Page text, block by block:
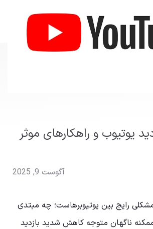
یوتیوب و راهکارهای موثر
آگوست 9, 2025
رایج بین یوتیوبرهاست؛ چه مبتدی
ناگهان متوجه کاهش شدید بازدید